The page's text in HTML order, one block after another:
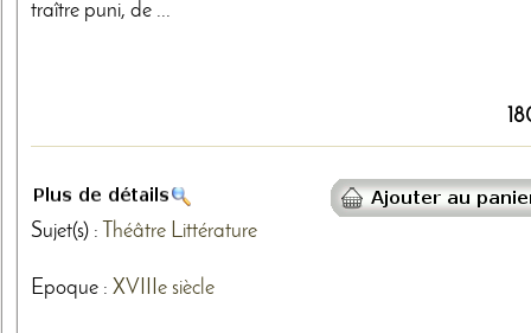
traître puni, de ...
Sujet(s) : Théâtre Littérature
Epoque : XVIIIe siècle